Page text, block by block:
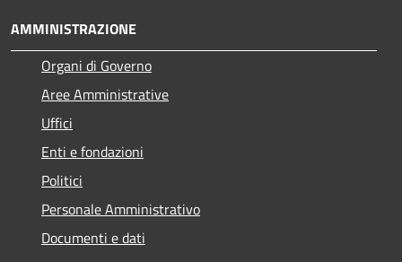
AMMINISTRAZIONE
Organi di Governo
Aree Amministrative
Uffici
Enti e fondazioni
Politici
Personale Amministrativo
Documenti e dati